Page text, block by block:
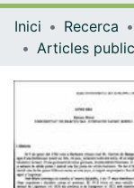
Inici Recerca